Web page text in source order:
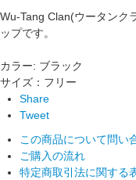
Wu-Tang Clan(ウータンク
ップです。
カラー: ブラック
サイズ：フリー
Share
Tweet
この商品について問い
ご購入の流れ
特定商取引法に関する